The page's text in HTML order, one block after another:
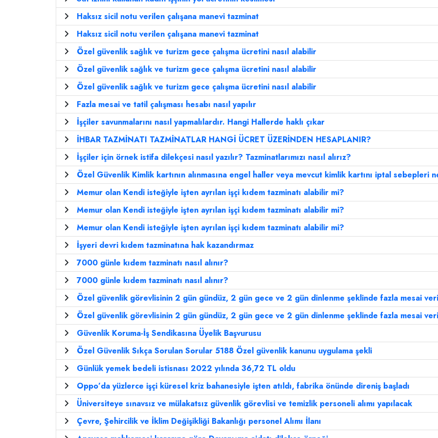
Haksız sicil notu verilen çalışana manevi tazminat
Haksız sicil notu verilen çalışana manevi tazminat
Özel güvenlik sağlık ve turizm gece çalışma ücretini nasıl alabilir
Özel güvenlik sağlık ve turizm gece çalışma ücretini nasıl alabilir
Özel güvenlik sağlık ve turizm gece çalışma ücretini nasıl alabilir
Fazla mesai ve tatil çalışması hesabı nasıl yapılır
İşçiler savunmalarını nasıl yapmalılardır. Hangi Hallerde haklı çıkar
İHBAR TAZMİNATI TAZMİNATLAR HANGİ ÜCRET ÜZERİNDEN HESAPLANIR?
İşçiler için örnek istifa dilekçesi nasıl yazılır? Tazminatlarımızı nasıl alırız?
Özel Güvenlik Kimlik kartının alınmasına engel haller veya mevcut kimlik kartını iptal sebepleri
Memur olan Kendi isteğiyle işten ayrılan işçi kıdem tazminatı alabilir mi?
Memur olan Kendi isteğiyle işten ayrılan işçi kıdem tazminatı alabilir mi?
Memur olan Kendi isteğiyle işten ayrılan işçi kıdem tazminatı alabilir mi?
İşyeri devri kıdem tazminatına hak kazandırmaz
7000 günle kıdem tazminatı nasıl alınır?
7000 günle kıdem tazminatı nasıl alınır?
Özel güvenlik görevlisinin 2 gün gündüz, 2 gün gece ve 2 gün dinlenme şeklinde fazla mesai
Özel güvenlik görevlisinin 2 gün gündüz, 2 gün gece ve 2 gün dinlenme şeklinde fazla mesai
Güvenlik Koruma-İş Sendikasına Üyelik Başvurusu
Özel Güvenlik Sıkça Sorulan Sorular 5188 Özel güvenlik kanunu uygulama şekli
Günlük yemek bedeli istisnası 2022 yılında 36,72 TL oldu
Oppo’da yüzlerce işçi küresel kriz bahanesiyle işten atıldı, fabrika önünde direniş başladı
Üniversiteye sınavsız ve mülakatsız güvenlik görevlisi ve temizlik personeli alımı yapılacak
Çevre, Şehircilik ve İklim Değişikliği Bakanlığı personel Alımı İlanı